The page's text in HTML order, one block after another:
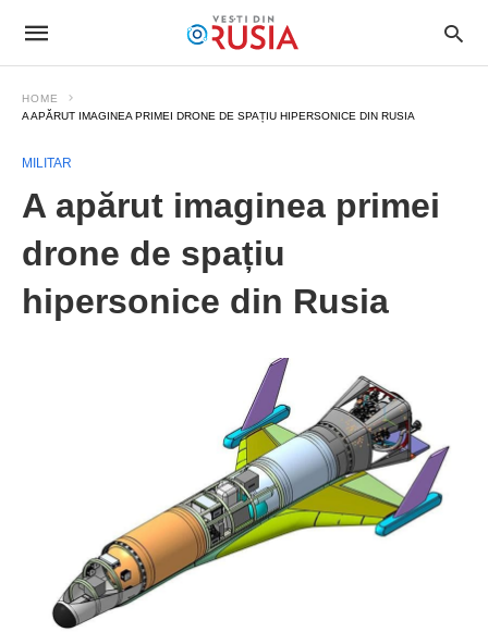
HOME
A APĂRUT IMAGINEA PRIMEI DRONE DE SPAȚIU HIPERSONICE DIN RUSIA
MILITAR
A apărut imaginea primei
drone de spațiu
hipersonice din Rusia